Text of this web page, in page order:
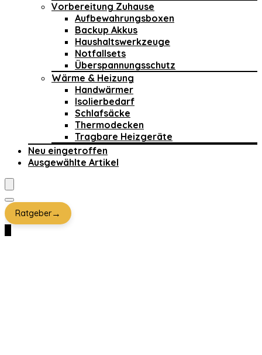
Vorbereitung Zuhause
Aufbewahrungsboxen
Backup Akkus
Haushaltswerkzeuge
Notfallsets
Überspannungsschutz
Wärme & Heizung
Handwärmer
Isolierbedarf
Schlafsäcke
Thermodecken
Tragbare Heizgeräte
Neu eingetroffen
Ausgewählte Artikel
Ratgeber→